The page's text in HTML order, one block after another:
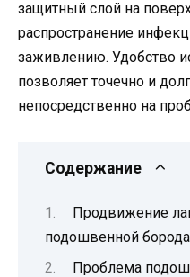
защитный слой на
распространение
заживлению. Удобство
позволяет точечно и
непосредственно на
Содержание
Продвижение
подошвенной
Проблема